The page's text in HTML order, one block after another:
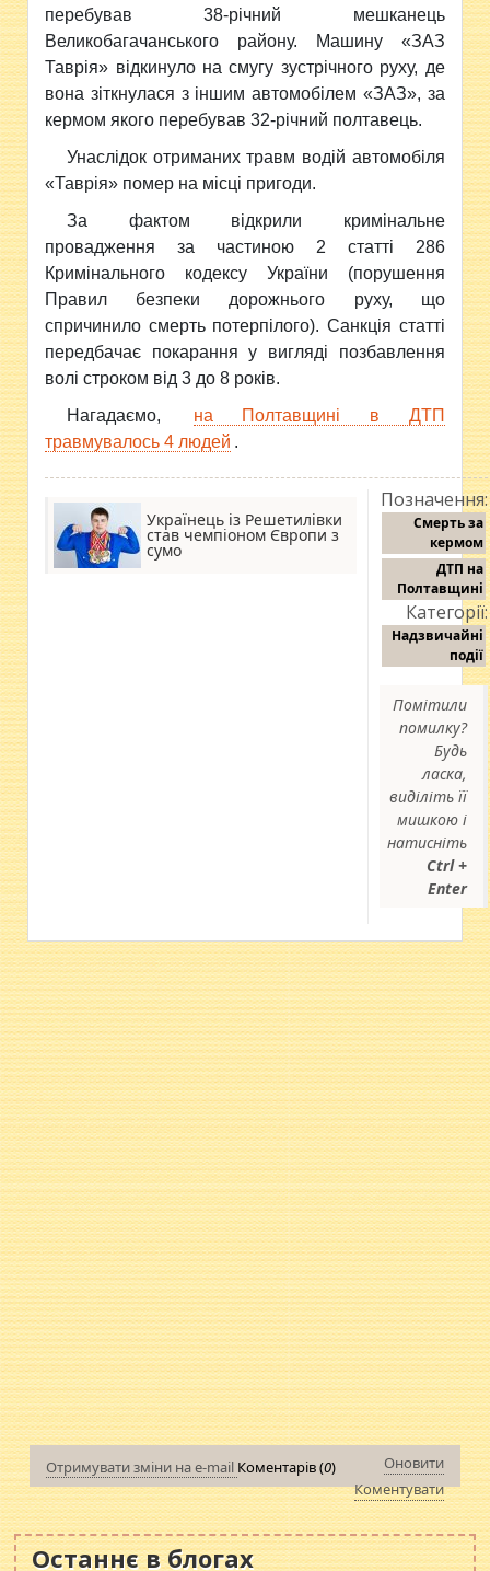
перебував 38-річний мешканець
Великобагачанського району. Машину «ЗАЗ
Таврія» відкинуло на смугу зустрічного руху, де
вона зіткнулася з іншим автомобілем «ЗАЗ», за
кермом якого перебував 32-річний полтавець.
Унаслідок отриманих травм водій автомобіля
«Таврія» помер на місці пригоди.
За фактом відкрили кримінальне
провадження за частиною 2 статті 286
Кримінального кодексу України (порушення
Правил безпеки дорожнього руху, що
спричинило смерть потерпілого). Санкція статті
передбачає покарання у вигляді позбавлення
волі строком від 3 до 8 років.
Нагадаємо,
на Полтавщині в ДТП
травмувалось 4 людей .
Українець із Решетилівки
став чемпіоном Європи з
сумо
Позначення:
Смерть за
кермом
ДТП на
Полтавщині
Категорії:
Надзвичайні
події
Помітили
помилку?
Будь
ласка,
виділіть її
мишкою і
натисніть
Ctrl +
Enter
Отримувати зміни на e-mail Коментарів (0)
Оновити
Коментувати
Останнє в блогах